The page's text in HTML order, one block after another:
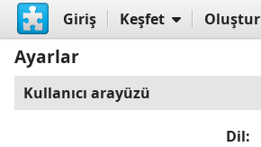
Giriş Keşfet Oluştur
Ayarlar
Kullanıcı arayüzü
Dil